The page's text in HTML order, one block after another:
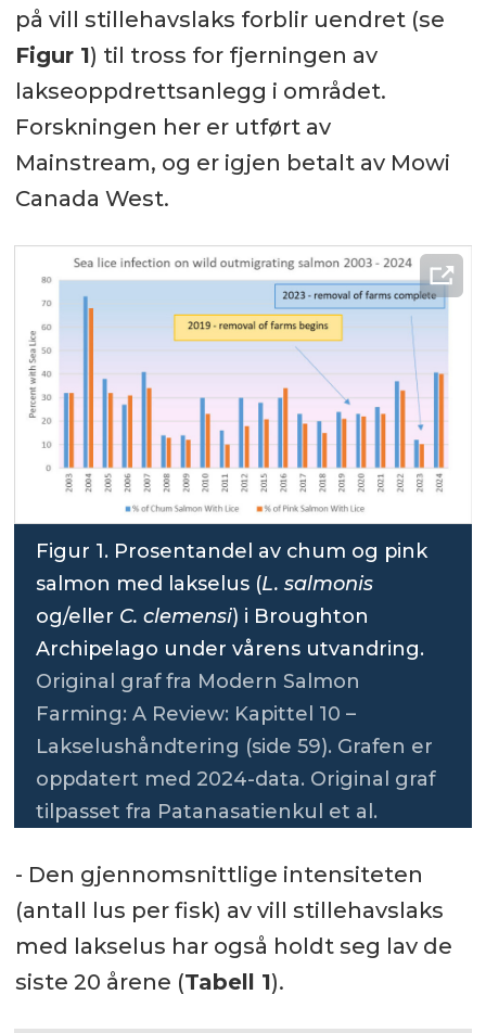
på vill stillehavslaks forblir uendret (se
Figur 1) til tross for fjerningen av
lakseoppdrettsanlegg i området.
Forskningen her er utført av
Mainstream, og er igjen betalt av Mowi
Canada West.
Figur 1. Prosentandel av chum og pink
salmon med lakselus (L. salmonis
og/eller C. clemensi) i Broughton
Archipelago under vårens utvandring.
Original graf fra Modern Salmon
Farming: A Review: Kapittel 10 –
Lakselushåndtering (side 59). Grafen er
oppdatert med 2024-data. Original graf
tilpasset fra Patanasatienkul et al.
- Den gjennomsnittlige intensiteten
(antall lus per fisk) av vill stillehavslaks
med lakselus har også holdt seg lav de
siste 20 årene (Tabell 1).